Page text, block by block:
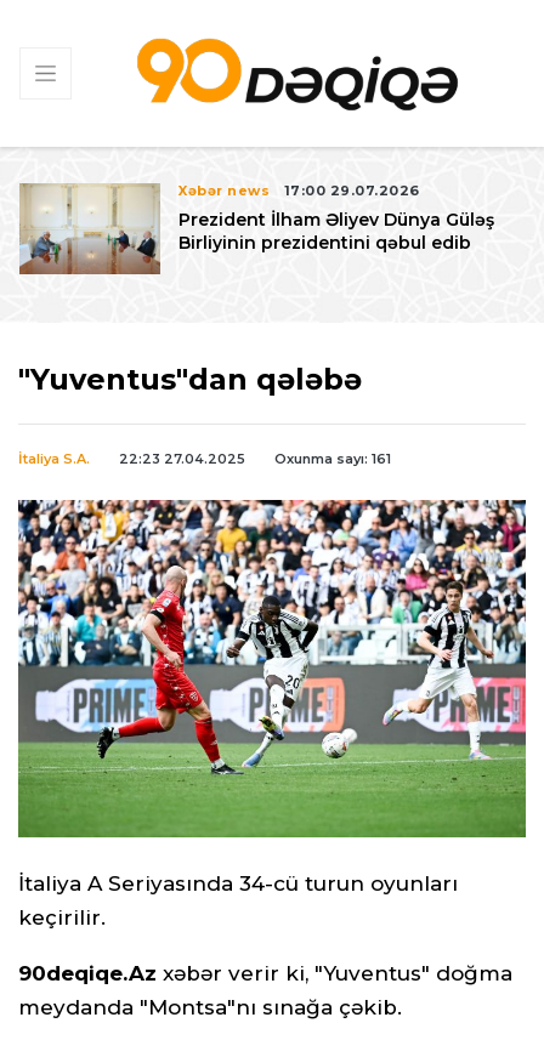
Xəbər news 17:00 29.07.2026
Prezident İlham Əliyev Dünya Güləş
Birliyinin prezidentini qəbul edib
"Yuventus"dan qələbə
İtaliya S.A. 22:23 27.04.2025 Oxunma sayı: 161
İtaliya A Seriyasında 34-cü turun oyunları
keçirilir.
90deqiqe.Az xəbər verir ki, "Yuventus" doğma
meydanda "Montsa"nı sınağa çəkib.